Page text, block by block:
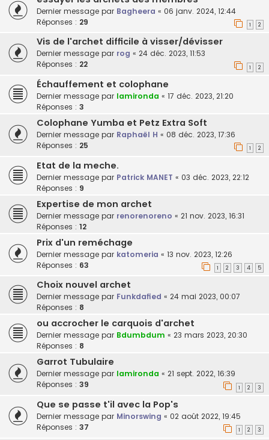
Dernier message par Bagheera « 06 janv. 2024, 12:44
Réponses : 29 1 2
Vis de l'archet difficile à visser/dévisser
Dernier message par rog « 24 déc. 2023, 11:53
Réponses : 22 1 2
Échauffement et colophane
Dernier message par lamironda « 17 déc. 2023, 21:20
Réponses : 3
Colophane Yumba et Petz Extra Soft
Dernier message par Raphaël H « 08 déc. 2023, 17:36
Réponses : 25 1 2
Etat de la meche.
Dernier message par Patrick MANET « 03 déc. 2023, 22:12
Réponses : 9
Expertise de mon archet
Dernier message par renorenoreno « 21 nov. 2023, 16:31
Réponses : 12
Prix d'un reméchage
Dernier message par katomeria « 13 nov. 2023, 12:26
Réponses : 63 1 2 3 4 5
Choix nouvel archet
Dernier message par Funkdafied « 24 mai 2023, 00:07
Réponses : 8
ou accrocher le carquois d'archet
Dernier message par Bdumbdum « 23 mars 2023, 20:30
Réponses : 8
Garrot Tubulaire
Dernier message par lamironda « 21 sept. 2022, 16:39
Réponses : 39 1 2 3
Que se passe t'il avec la Pop's
Dernier message par Minorswing « 02 août 2022, 19:45
Réponses : 37 1 2 3